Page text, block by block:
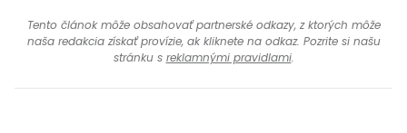
Tento článok môže obsahovať partnerské odkazy, z ktorých môže
naša redakcia získať provízie, ak kliknete na odkaz. Pozrite si našu
stránku s reklamnými pravidlami.